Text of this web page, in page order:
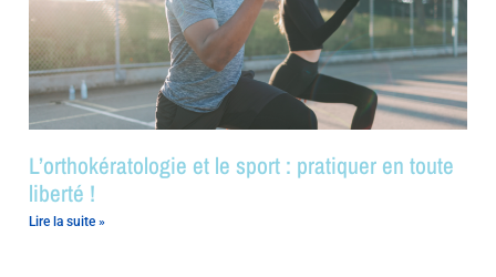
L’orthokératologie et le sport : pratiquer en toute
liberté !
Lire la suite »